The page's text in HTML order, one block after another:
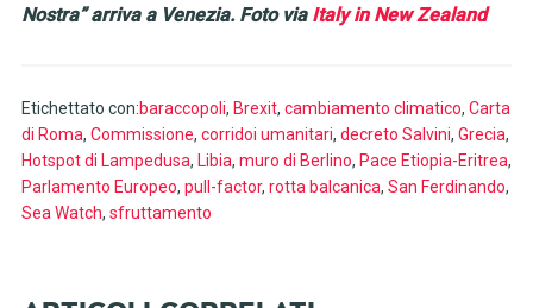
Nostra” arriva a Venezia. Foto via Italy in New Zealand
Etichettato con:baraccopoli, Brexit, cambiamento climatico, Carta
di Roma, Commissione, corridoi umanitari, decreto Salvini, Grecia,
Hotspot di Lampedusa, Libia, muro di Berlino, Pace Etiopia-Eritrea,
Parlamento Europeo, pull-factor, rotta balcanica, San Ferdinando,
Sea Watch, sfruttamento